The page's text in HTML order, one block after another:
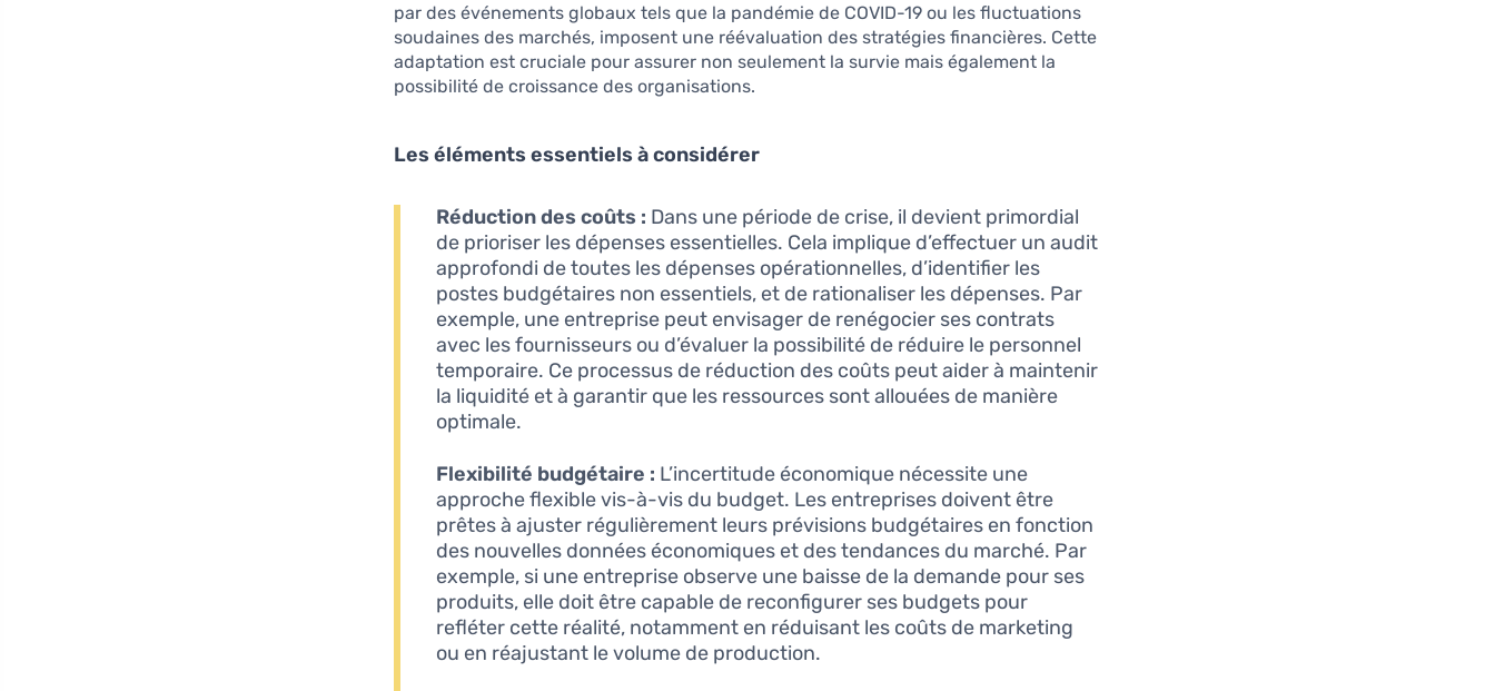
par des événements globaux tels que la pandémie de COVID-19 ou les fluctuations
soudaines des marchés, imposent une réévaluation des stratégies financières. Cette
adaptation est cruciale pour assurer non seulement la survie mais également la
possibilité de croissance des organisations.
Les éléments essentiels à considérer
Réduction des coûts : Dans une période de crise, il devient primordial
de prioriser les dépenses essentielles. Cela implique d’effectuer un audit
approfondi de toutes les dépenses opérationnelles, d’identifier les
postes budgétaires non essentiels, et de rationaliser les dépenses. Par
exemple, une entreprise peut envisager de renégocier ses contrats
avec les fournisseurs ou d’évaluer la possibilité de réduire le personnel
temporaire. Ce processus de réduction des coûts peut aider à maintenir
la liquidité et à garantir que les ressources sont allouées de manière
optimale.
Flexibilité budgétaire : L’incertitude économique nécessite une
approche flexible vis-à-vis du budget. Les entreprises doivent être
prêtes à ajuster régulièrement leurs prévisions budgétaires en fonction
des nouvelles données économiques et des tendances du marché. Par
exemple, si une entreprise observe une baisse de la demande pour ses
produits, elle doit être capable de reconfigurer ses budgets pour
refléter cette réalité, notamment en réduisant les coûts de marketing
ou en réajustant le volume de production.